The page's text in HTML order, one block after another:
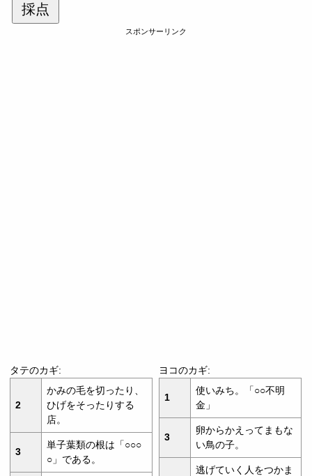
採点
スポンサーリンク
タテのカギ:
2
かみの毛を切ったり、
ひげをそったりする
店。
3
単子葉類の根は「○○○
○」である。
ヨコのカギ:
1
使いみち。「○○不明
金」
3
卵からかえってまもな
い鳥の子。
逃げていく人をつかま